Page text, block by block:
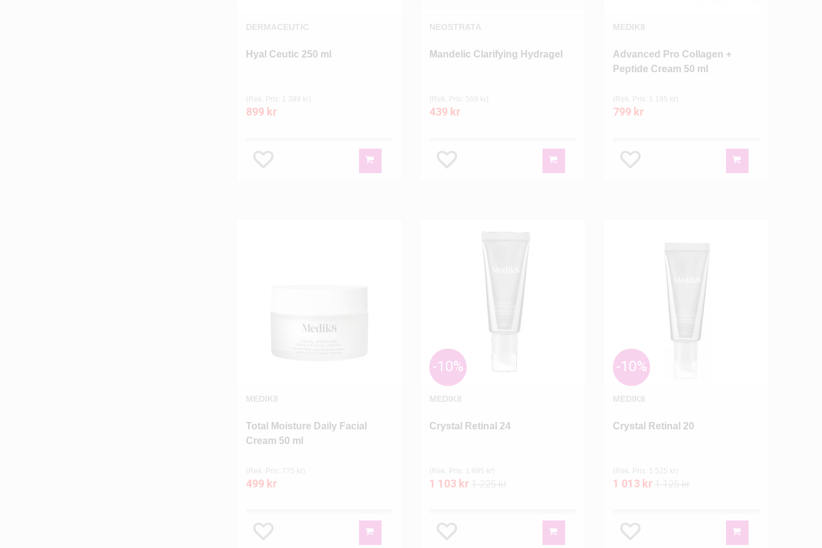
DERMACEUTIC
Hyal Ceutic 250 ml
(Rek. Pris: 1 399 kr)
899 kr
NEOSTRATA
Mandelic Clarifying Hydragel
(Rek. Pris: 569 kr)
439 kr
MEDIK8
Advanced Pro Collagen +
Peptide Cream 50 ml
(Rek. Pris: 1 195 kr)
799 kr
MEDIK8
Total Moisture Daily Facial
Cream 50 ml
(Rek. Pris: 775 kr)
499 kr
MEDIK8
Crystal Retinal 24
-10%
(Rek. Pris: 1 695 kr)
1 103 kr 1 225 kr
MEDIK8
Crystal Retinal 20
-10%
(Rek. Pris: 1 525 kr)
1 013 kr 1 125 kr